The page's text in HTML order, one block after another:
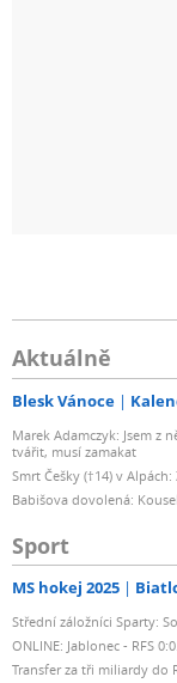
Aktuálně
Blesk Vánoce
Marek Adamczyk: Jsem z
tvářit, musí zamakat
Smrt Češky (†14) v
Babišova dovolená:
Sport
MS hokej 2025
Střední záložníci Sparty:
ONLINE: Jablonec - RFS
Transfer za tři miliardy do